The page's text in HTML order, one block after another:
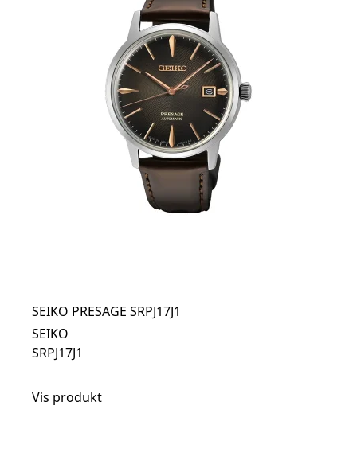
SEIKO PRESAGE SRPJ17J1
SEIKO
SRPJ17J1
Vis produkt